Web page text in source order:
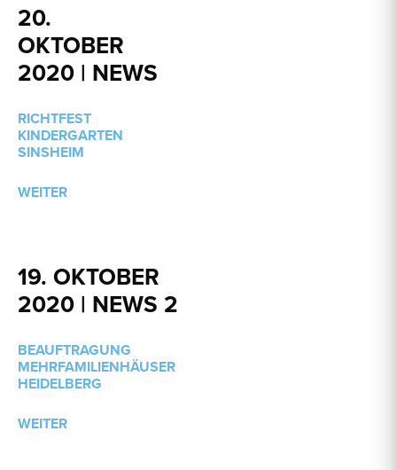
20.
OKTOBER
2020 | NEWS
RICHTFEST
KINDERGARTEN
SINSHEIM
WEITER
19. OKTOBER
2020 | NEWS 2
BEAUFTRAGUNG
MEHRFAMILIENHÄUSER
HEIDELBERG
WEITER